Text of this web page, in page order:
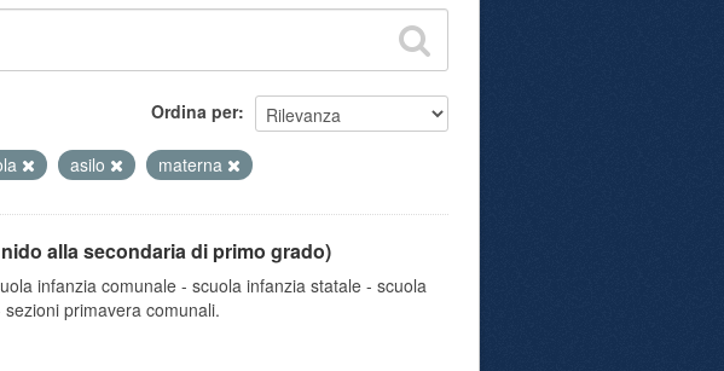
Ordina per
asilo materna
alla secondaria di primo grado)
infanzia comunale - scuola infanzia statale - scuola
primavera comunali.